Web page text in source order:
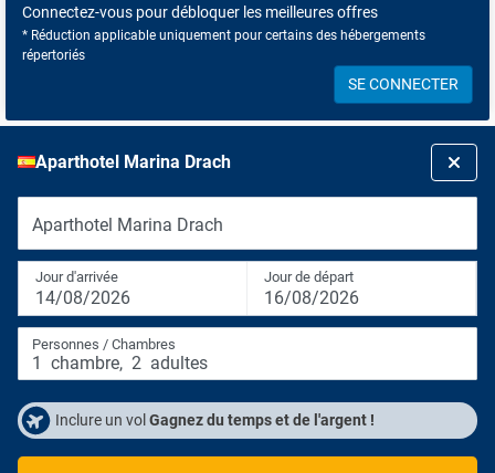
Connectez-vous pour débloquer les meilleures offres
* Réduction applicable uniquement pour certains des hébergements
répertoriés
SE CONNECTER
Aparthotel Marina Drach
Aparthotel Marina Drach
Jour d'arrivée
14/08/2026
Jour de départ
16/08/2026
Personnes / Chambres
1 chambre, 2 adultes
Inclure un vol Gagnez du temps et de l'argent !